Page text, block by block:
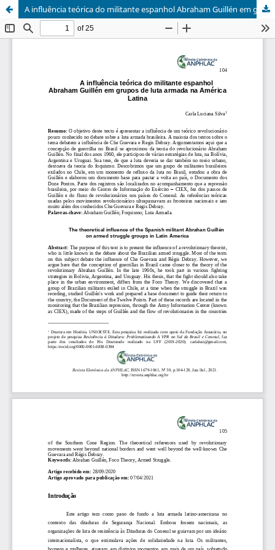
A influência teórica do militante espanhol Abraham Guillén em grupos de luta armada na América Latina